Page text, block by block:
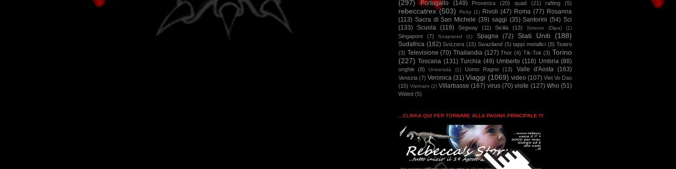
(297)
Portogallo (149) Provenza (20) quad (21) rafting (5)
rebeccatrex (503) Ricky (1) Rivoli (47) Roma (77) Rosanna
(113) Sacra di San Michele (39) saggi (35) Santorini (54) Sci
(133) Scuola (119) Segway (11) Sicilia (13) Simone (Dipa) (1)
Singapore (7) Snapseed (1) Spagna (72) Stati Uniti (188)
Sudafrica (182) Svizzera (15) Swaziland (5) tappi metallici (8) Teatro
(3) Televisione (70) Thailandia (127) Thor (4) Tik-Tok (3) Torino
(227) Toscana (131) Turchia (49) Umberto (118) Umbria (88)
unghie (8) Università (1) Uomo Ragno (13) Valle d'Aosta (163)
Venezia (7) Veronica (31) Viaggi (1069) video (107) Viet Vo Dao
(15) Vietnam (2) Villarbasse (167) virus (70) visite (127) Who (51)
Wided (5)
...CLIKKA QUI PER TORNARE ALLA PAGINA PRINCIPALE !!!